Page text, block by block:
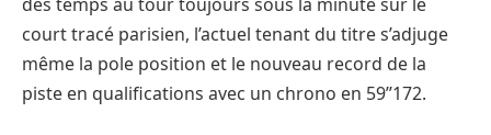
court tracé parisien, l’actuel tenant du titre s’adjuge
même la pole position et le nouveau record de la
piste en qualifications avec un chrono en 59’’172.